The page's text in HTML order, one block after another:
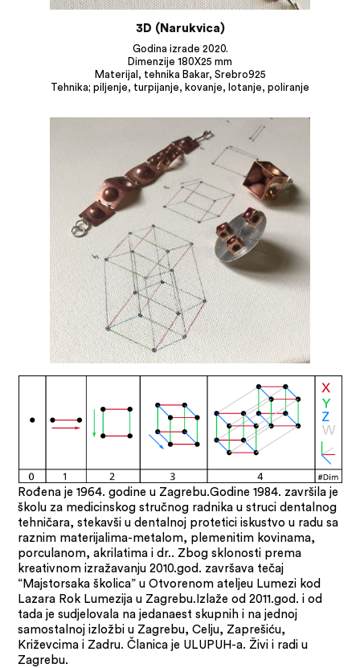
3D (Narukvica)
Godina izrade 2020.
Dimenzije 180X25 mm
Materijal, tehnika Bakar, Srebro925
Tehnika; piljenje, turpijanje, kovanje, lotanje, poliranje
Rođena je 1964. godine u Zagrebu.Godine 1984. završila je
školu za medicinskog stručnog radnika u struci dentalnog
tehničara, stekavši u dentalnoj protetici iskustvo u radu sa
raznim materijalima-metalom, plemenitim kovinama,
porculanom, akrilatima i dr.. Zbog sklonosti prema
kreativnom izražavanju 2010.god. završava tečaj
“Majstorsaka školica” u Otvorenom ateljeu Lumezi kod
Lazara Rok Lumezija u Zagrebu.Izlaže od 2011.god. i od
tada je sudjelovala na jedanaest skupnih i na jednoj
samostalnoj izložbi u Zagrebu, Celju, Zaprešiću,
Križevcima i Zadru. Članica je ULUPUH-a. Živi i radi u
Zagrebu.